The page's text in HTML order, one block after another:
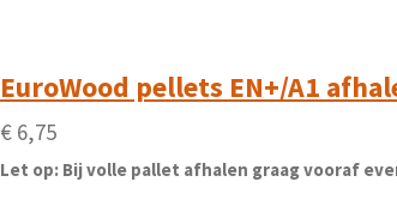
EuroWood pellets EN+/A1
€ 6,75
Let op: Bij volle pallet afhalen graag vooraf